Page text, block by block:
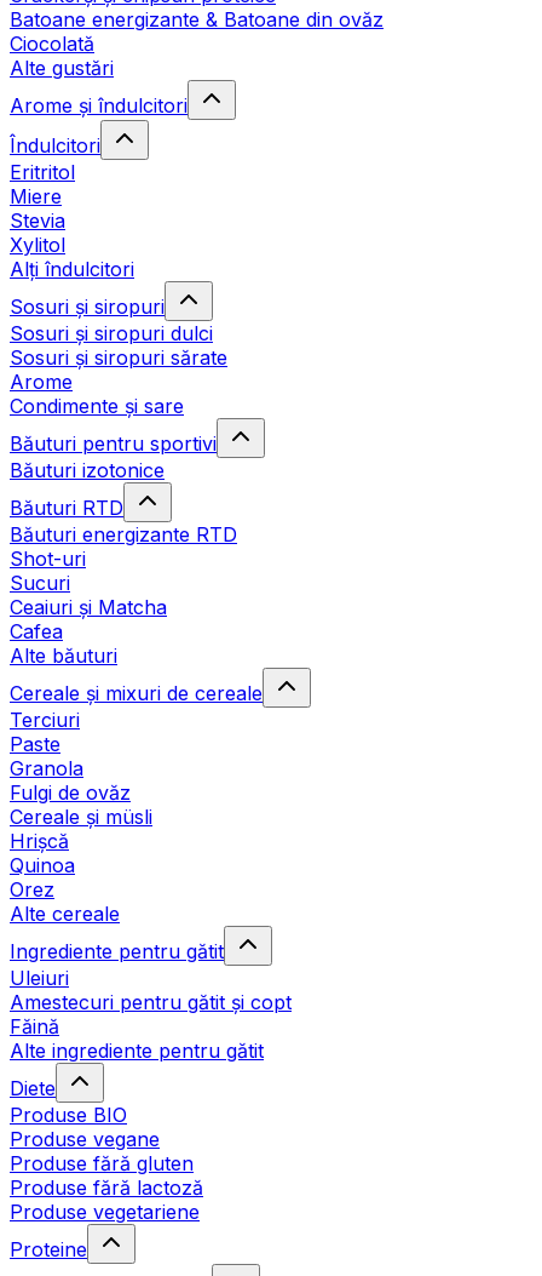
Batoane energizante & Batoane din ovăz
Ciocolată
Alte gustări
Arome și îndulcitori
Îndulcitori
Eritritol
Miere
Stevia
Xylitol
Alți îndulcitori
Sosuri și siropuri
Sosuri și siropuri dulci
Sosuri și siropuri sărate
Arome
Condimente și sare
Băuturi pentru sportivi
Băuturi izotonice
Băuturi RTD
Băuturi energizante RTD
Shot-uri
Sucuri
Ceaiuri și Matcha
Cafea
Alte băuturi
Cereale și mixuri de cereale
Terciuri
Paste
Granola
Fulgi de ovăz
Cereale și müsli
Hrișcă
Quinoa
Orez
Alte cereale
Ingrediente pentru gătit
Uleiuri
Amestecuri pentru gătit și copt
Făină
Alte ingrediente pentru gătit
Diete
Produse BIO
Produse vegane
Produse fără gluten
Produse fără lactoză
Produse vegetariene
Proteine